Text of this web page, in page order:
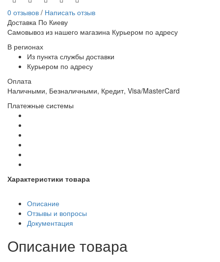
0 отзывов / Написать отзыв
Доставка По Киеву
Самовывоз из нашего магазина Курьером по адресу
В регионах
Из пункта службы доставки
Курьером по адресу
Оплата
Наличными, Безналичными, Кредит, Visa/MasterCard
Платежные системы
Характеристики товара
Описание
Отзывы и вопросы
Документация
Описание товара